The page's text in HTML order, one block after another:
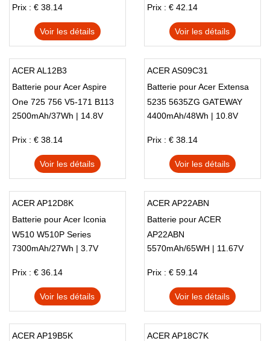
Prix : € 38.14
Voir les détails
Prix : € 42.14
Voir les détails
ACER AL12B3
Batterie pour Acer Aspire
One 725 756 V5-171 B113
B113M AL12X32
2500mAh/37Wh | 14.8V
Prix : € 38.14
Voir les détails
ACER AS09C31
Batterie pour Acer Extensa
5235 5635ZG GATEWAY
NV4400
4400mAh/48Wh | 10.8V
Prix : € 38.14
Voir les détails
ACER AP12D8K
Batterie pour Acer Iconia
W510 W510P Series
7300mAh/27Wh | 3.7V
Prix : € 36.14
Voir les détails
ACER AP22ABN
Batterie pour ACER
AP22ABN
5570mAh/65WH | 11.67V
Prix : € 59.14
Voir les détails
ACER AP19B5K
ACER AP18C7K